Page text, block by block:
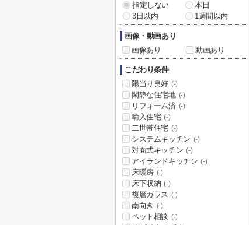
指定しない
本日
3日以内
1週間以内
画像・動画あり
画像あり
動画あり
こだわり条件
陽当り良好 (-)
閑静な住宅地 (-)
リフォーム済 (-)
輸入住宅 (-)
二世帯住宅 (-)
システムキッチン (-)
対面式キッチン (-)
アイランドキッチン (-)
床暖房 (-)
床下収納 (-)
複層ガラス (-)
南向き (-)
ペット相談 (-)